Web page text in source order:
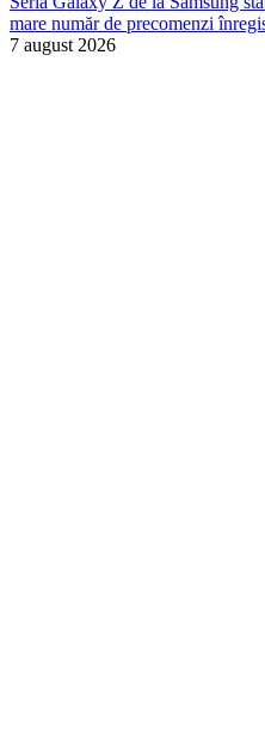
mare număr de precomenzi
7 august 2026